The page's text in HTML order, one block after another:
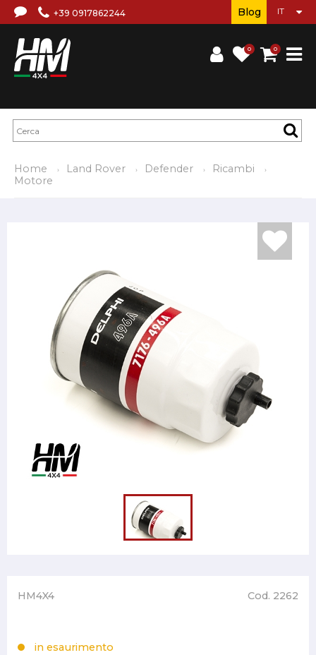
+39 0917862244
0 0
Blog
Home Land Rover Defender
Ricambi
Motore
HM4X4 Cod. 2262
in esaurimento